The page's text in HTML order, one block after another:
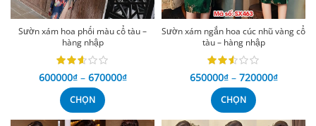
Sườn xám hoa phối màu cổ tàu –
hàng nhập
600000₫ – 670000₫
CHỌN
Sườn xám ngắn hoa cúc nhũ vàng cổ
tàu – hàng nhập
650000₫ – 720000₫
CHỌN